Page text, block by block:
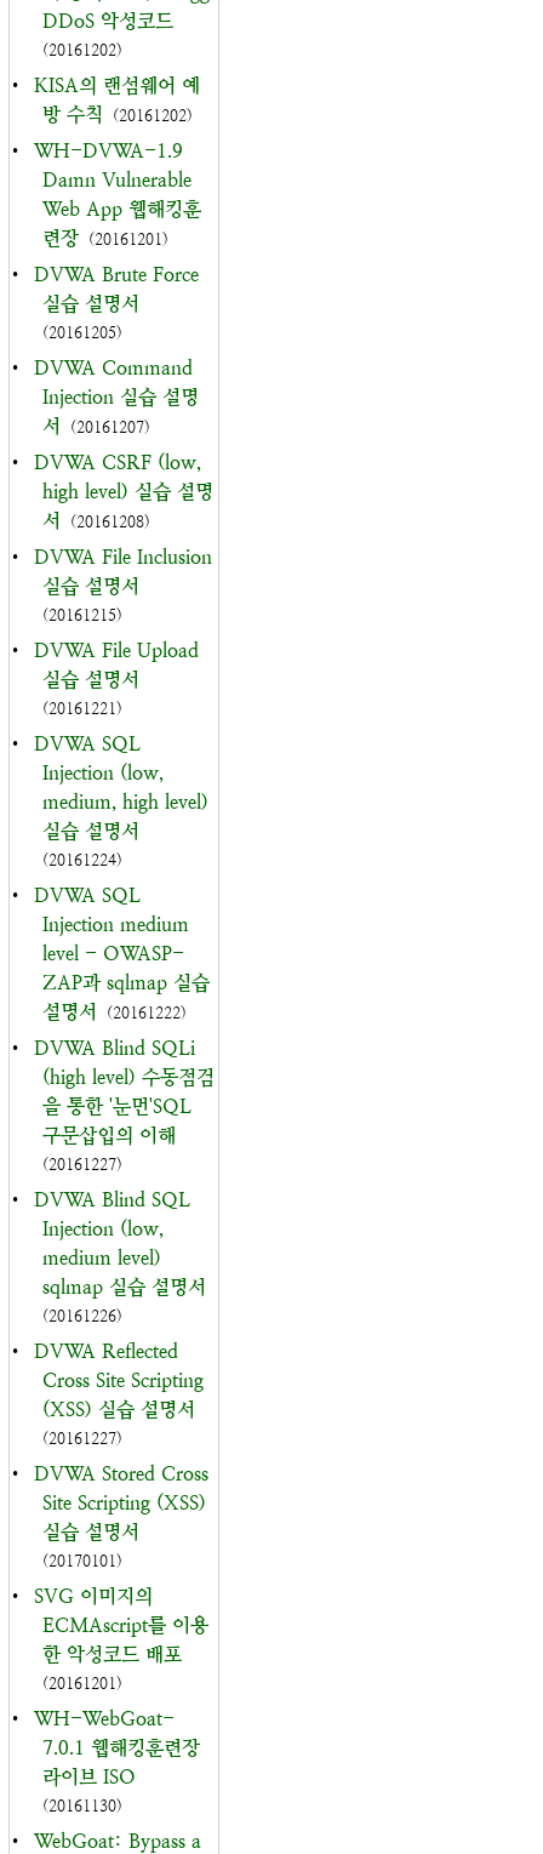
DDoS 악성코드
(20161202)
•
KISA의 랜섬웨어 예
방 수칙
(20161202)
•
WH-DVWA-1.9
Damn Vulnerable
Web App 웹해킹훈
련장 (20161201)
•
DVWA Brute Force
실습 설명서
(20161205)
•
DVWA Command
Injection 실습 설명
서
(20161207)
•
DVWA CSRF (low,
high level) 실습 설명
서
(20161208)
•
DVWA File Inclusion
실습 설명서
(20161215)
•
DVWA File Upload
실습 설명서
(20161221)
•
DVWA SQL
Injection (low,
medium, high level)
실습 설명서
(20161224)
•
DVWA SQL
Injection medium
level - OWASP-
ZAP과 sqlmap 실습
설명서
(20161222)
•
DVWA Blind SQLi
(high level) 수동점검
을 통한 '눈먼'SQL
구문삽입의 이해
(20161227)
•
DVWA Blind SQL
Injection (low,
medium level)
sqlmap 실습 설명서
(20161226)
•
DVWA Reflected
Cross Site Scripting
(XSS) 실습 설명서
(20161227)
•
DVWA Stored Cross
Site Scripting (XSS)
실습 설명서
(20170101)
•
SVG 이미지의
ECMAscript를 이용
한 악성코드 배포
(20161201)
•
WH-WebGoat-
7.0.1 웹해킹훈련장
라이브 ISO
(20161130)
•
WebGoat: Bypass a